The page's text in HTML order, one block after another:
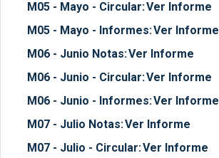
M05 - Mayo - Circular:Ver Informe
M05 - Mayo - Informes:Ver Informe
M06 - Junio Notas:Ver Informe
M06 - Junio - Circular:Ver Informe
M06 - Junio - Informes:Ver Informe
M07 - Julio Notas:Ver Informe
M07 - Julio - Circular:Ver Informe